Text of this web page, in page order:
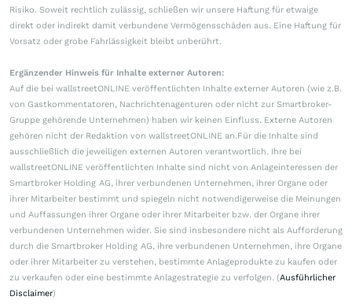
Risiko. Soweit rechtlich zulässig, schließen wir unsere Haftung für etwaige
direkt oder indirekt damit verbundene Vermögensschäden aus. Eine Haftung für
Vorsatz oder grobe Fahrlässigkeit bleibt unberührt.
Ergänzender Hinweis für Inhalte externer Autoren:
Auf die bei wallstreetONLINE veröffentlichten Inhalte externer Autoren (wie z.B.
von Gastkommentatoren, Nachrichtenagenturen oder nicht zur Smartbroker-
Gruppe gehörende Unternehmen) haben wir keinen Einfluss. Externe Autoren
gehören nicht der Redaktion von wallstreetONLINE an.Für die Inhalte sind
ausschließlich die jeweiligen externen Autoren verantwortlich. Ihre bei
wallstreetONLINE veröffentlichten Inhalte sind nicht von Anlageinteressen der
Smartbroker Holding AG, ihrer verbundenen Unternehmen, ihrer Organe oder
ihrer Mitarbeiter bestimmt und spiegeln nicht notwendigerweise die Meinungen
und Auffassungen ihrer Organe oder ihrer Mitarbeiter bzw. der Organe ihrer
verbundenen Unternehmen wider. Sie sind insbesondere nicht als Aufforderung
durch die Smartbroker Holding AG, ihre verbundenen Unternehmen, ihre Organe
oder ihrer Mitarbeiter zu verstehen, bestimmte Anlageprodukte zu kaufen oder
zu verkaufen oder eine bestimmte Anlagestrategie zu verfolgen. (Ausführlicher
Disclaimer)